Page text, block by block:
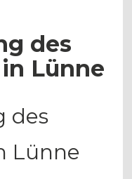
des
Lünne
des
Lünne